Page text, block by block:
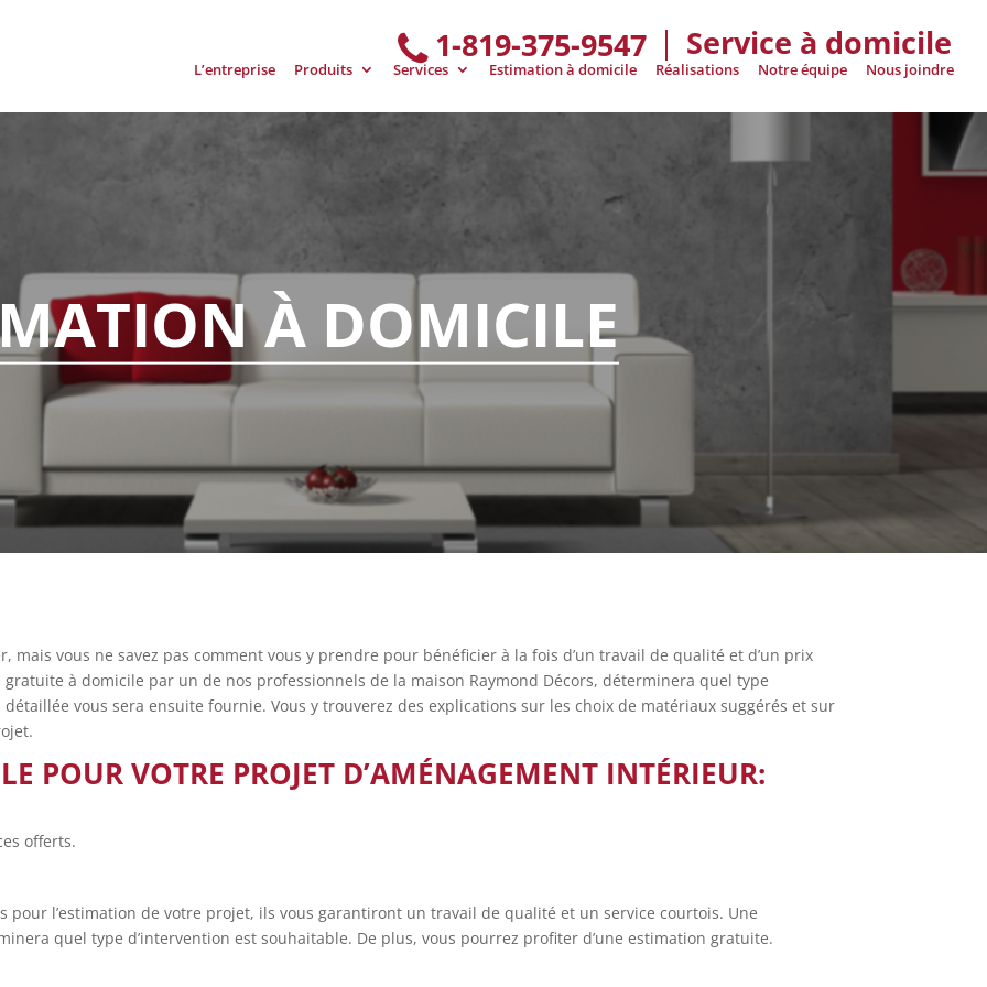
Service à domicile
1-819-375-9547
L’entreprise Produits Services Estimation à domicile Réalisations Notre équipe Nous joindre
À DOMICILE
mais vous ne savez pas comment vous y prendre pour bénéficier à la fois d’un travail de qualité et d’un prix
à domicile par un de nos professionnels de la maison Raymond Décors, déterminera quel type
vous sera ensuite fournie. Vous y trouverez des explications sur les choix de matériaux suggérés et sur
POUR VOTRE PROJET D’AMÉNAGEMENT INTÉRIEUR:
offerts.
pour l’estimation de votre projet, ils vous garantiront un travail de qualité et un service courtois. Une
quel type d’intervention est souhaitable. De plus, vous pourrez profiter d’une estimation gratuite.